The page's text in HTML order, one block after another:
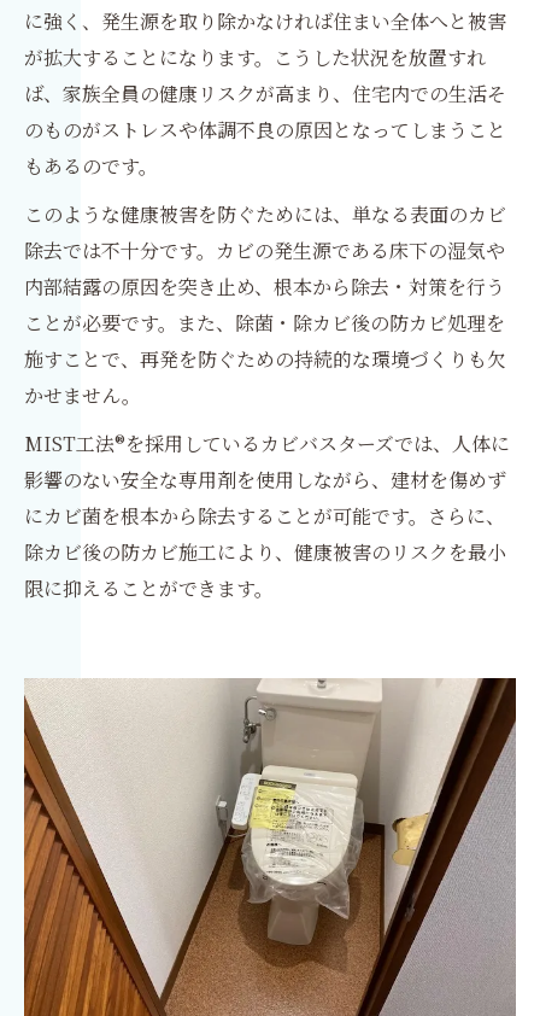
に強く、発生源を取り除かなければ住まい全体へと被害
が拡大することになります。こうした状況を放置すれ
ば、家族全員の健康リスクが高まり、住宅内での生活そ
のものがストレスや体調不良の原因となってしまうこと
もあるのです。
このような健康被害を防ぐためには、単なる表面のカビ
除去では不十分です。カビの発生源である床下の湿気や
内部結露の原因を突き止め、根本から除去・対策を行う
ことが必要です。また、除菌・除カビ後の防カビ処理を
施すことで、再発を防ぐための持続的な環境づくりも欠
かせません。
MIST工法®を採用しているカビバスターズでは、人体に
影響のない安全な専用剤を使用しながら、建材を傷めず
にカビ菌を根本から除去することが可能です。さらに、
除カビ後の防カビ施工により、健康被害のリスクを最小
限に抑えることができます。